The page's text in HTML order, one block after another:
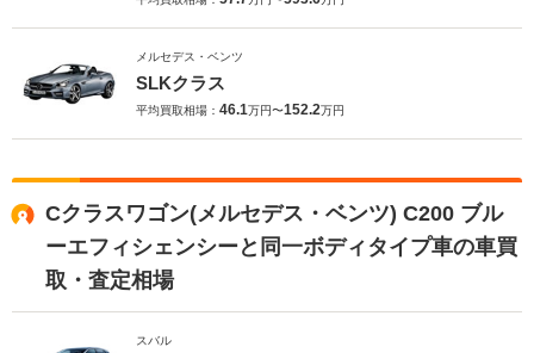
メルセデス・ベンツ
SLKクラス
平均買取相場： 46.1万円〜152.2万円
Cクラスワゴン(メルセデス・ベンツ) C200 ブル
ーエフィシェンシーと同一ボディタイプ車の車買
取・査定相場
スバル